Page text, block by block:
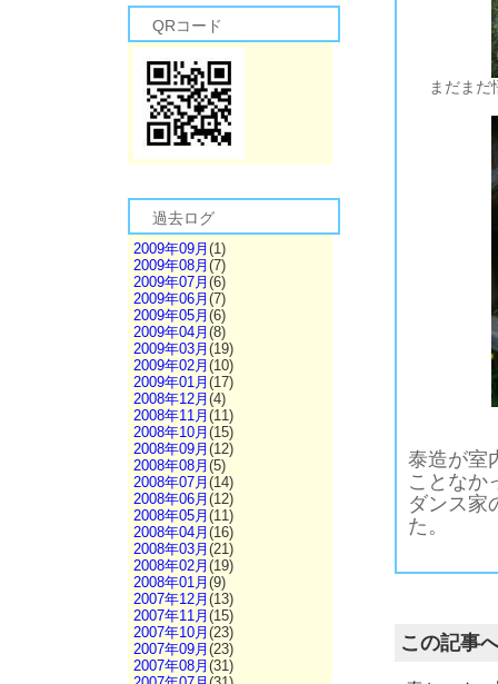
QRコード
過去ログ
2009年09月 (1)
2009年08月 (7)
2009年07月 (6)
2009年06月 (7)
2009年05月 (6)
2009年04月 (8)
2009年03月 (19)
2009年02月 (10)
2009年01月 (17)
2008年12月 (4)
2008年11月 (11)
2008年10月 (15)
2008年09月 (12)
2008年08月 (5)
2008年07月 (14)
2008年06月 (12)
2008年05月 (11)
2008年04月 (16)
2008年03月 (21)
2008年02月 (19)
2008年01月 (9)
2007年12月 (13)
2007年11月 (15)
2007年10月 (23)
2007年09月 (23)
2007年08月 (31)
まだま
泰造が室
ことなか
ダンス家
た。
この記事